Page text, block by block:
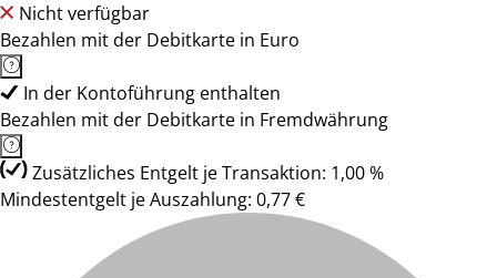
Nicht verfügbar
Bezahlen mit der Debitkarte in Euro
In der Kontoführung enthalten
Bezahlen mit der Debitkarte in Fremdwährung
Zusätzliches Entgelt je Transaktion: 1,00 %
Mindestentgelt je Auszahlung: 0,77 €